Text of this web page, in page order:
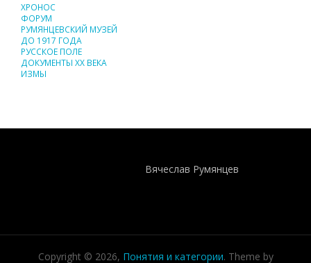
ХРОНОС
ФОРУМ
РУМЯНЦЕВСКИЙ МУЗЕЙ
ДО 1917 ГОДА
РУССКОЕ ПОЛЕ
ДОКУМЕНТЫ XX ВЕКА
ИЗМЫ
Вячеслав Румянцев
Copyright © 2026, Понятия и категории. Theme by